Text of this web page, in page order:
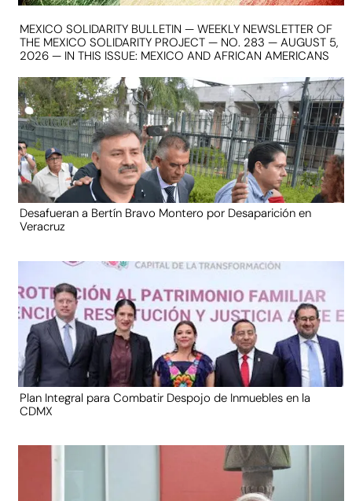
MEXICO SOLIDARITY BULLETIN — WEEKLY NEWSLETTER OF
THE MEXICO SOLIDARITY PROJECT — NO. 283 — AUGUST 5,
2026 — IN THIS ISSUE: MEXICO AND AFRICAN AMERICANS
Desafueran a Bertín Bravo Montero por Desaparición en
Veracruz
Plan Integral para Combatir Despojo de Inmuebles en la
CDMX